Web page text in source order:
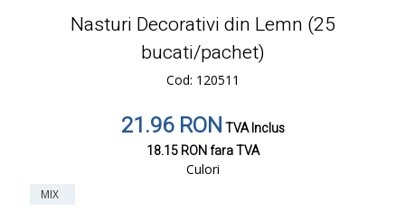
Nasturi Decorativi din Lemn (25
bucati/pachet)
Cod: 120511
21.96 RONTVA Inclus
18.15 RONfara TVA
Culori
MIX